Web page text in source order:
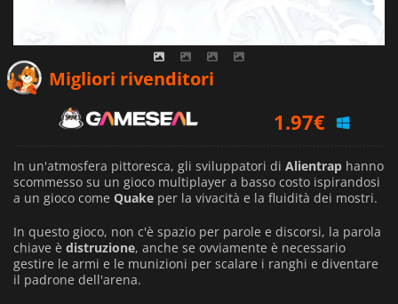
Migliori rivenditori
1.97€
2.23€
In un'atmosfera pittoresca, gli sviluppatori di Alientrap hanno
scommesso su un gioco multiplayer a basso costo ispirandosi
a un gioco come Quake per la vivacità e la fluidità dei mostri.
In questo gioco, non c'è spazio per parole e discorsi, la parola
chiave è distruzione, anche se ovviamente è necessario
gestire le armi e le munizioni per scalare i ranghi e diventare
il padrone dell'arena.